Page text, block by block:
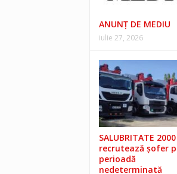
ANUNŢ DE MEDIU
iulie 27, 2026
SALUBRITATE
recrutează șofer
perioadă
nedeterminată